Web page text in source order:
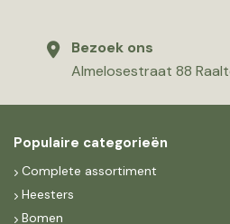
Bezoek ons
Almelosestraat 88
Populaire categorieën
Complete assortiment
Heesters
Bomen